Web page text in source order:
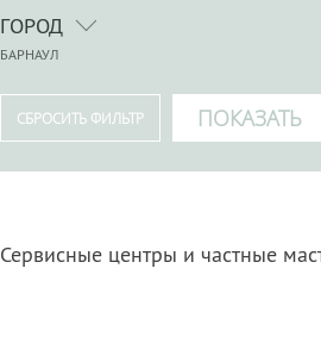
ГОРОД
БАРНАУЛ
Сервисные центры и частные